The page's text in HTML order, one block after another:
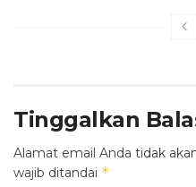
Tinggalkan
Alamat email Anda tidak
wajib ditandai *